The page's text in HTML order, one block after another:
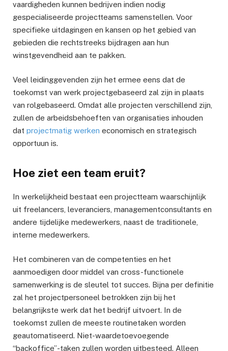
vaardigheden kunnen bedrijven indien nodig
gespecialiseerde projectteams samenstellen. Voor
specifieke uitdagingen en kansen op het gebied van
gebieden die rechtstreeks bijdragen aan hun
winstgevendheid aan te pakken.
Veel leidinggevenden zijn het ermee eens dat de
toekomst van werk projectgebaseerd zal zijn in plaats
van rolgebaseerd. Omdat alle projecten verschillend zijn,
zullen de arbeidsbehoeften van organisaties inhouden
dat projectmatig werken economisch en strategisch
opportuun is.
Hoe ziet een team eruit?
In werkelijkheid bestaat een projectteam waarschijnlijk
uit freelancers, leveranciers, managementconsultants en
andere tijdelijke medewerkers, naast de traditionele,
interne medewerkers.
Het combineren van de competenties en het
aanmoedigen door middel van cross-functionele
samenwerking is de sleutel tot succes. Bijna per definitie
zal het projectpersoneel betrokken zijn bij het
belangrijkste werk dat het bedrijf uitvoert. In de
toekomst zullen de meeste routinetaken worden
geautomatiseerd. Niet-waardetoevoegende
“backoffice”-taken zullen worden uitbesteed. Alleen